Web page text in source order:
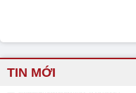
TIN MỚI